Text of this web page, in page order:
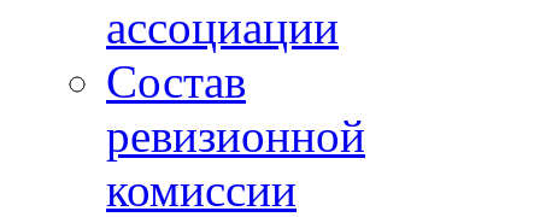
ассоциации
Состав
ревизионной
комиссии